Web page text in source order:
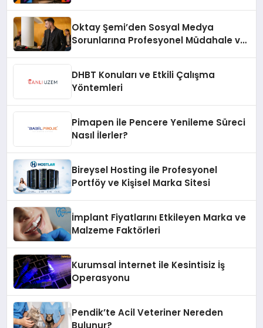
Oktay Şemi’den Sosyal Medya
Sorunlarına Profesyonel Müdahale ve
DHBT Konuları ve Etkili Çalışma
Yöntemleri
Pimapen ile Pencere Yenileme Süreci
Nasıl İlerler?
Bireysel Hosting ile Profesyonel
Portföy ve Kişisel Marka Sitesi
İmplant Fiyatlarını Etkileyen Marka ve
Malzeme Faktörleri
Kurumsal İnternet ile Kesintisiz İş
Operasyonu
Pendik’te Acil Veteriner Nereden